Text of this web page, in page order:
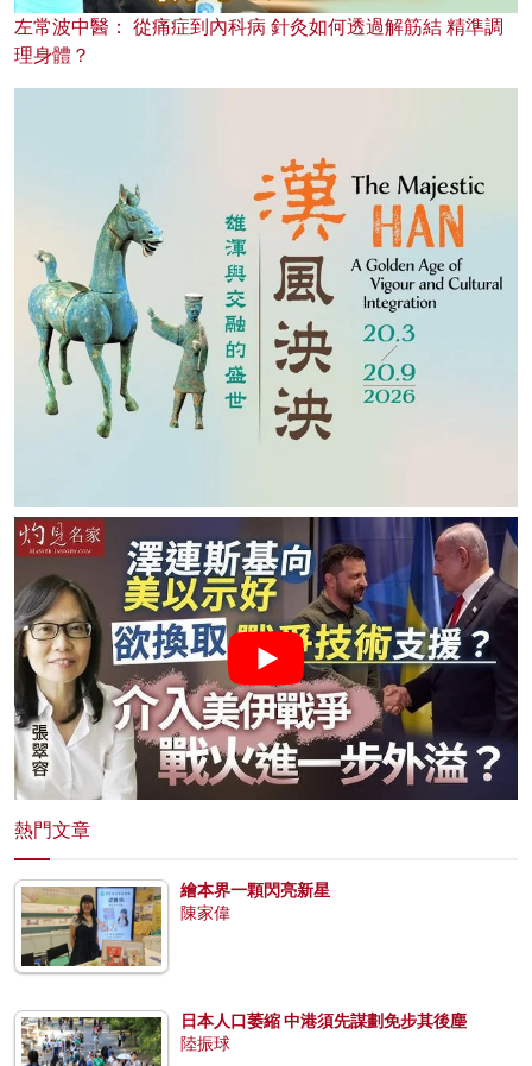
左常波中醫： 從痛症到內科病 針灸如何透過解筋結 精準調
理身體？
熱門文章
繪本界一顆閃亮新星
陳家偉
日本人口萎縮 中港須先謀劃免步其後塵
陸振球